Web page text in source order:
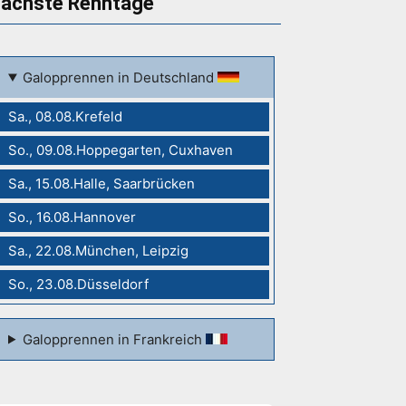
Galopprennen in Deutschland
Sa., 08.08.Krefeld
So., 09.08.Hoppegarten, Cuxhaven
Sa., 15.08.Halle, Saarbrücken
So., 16.08.Hannover
Sa., 22.08.München, Leipzig
So., 23.08.Düsseldorf
Galopprennen in Frankreich